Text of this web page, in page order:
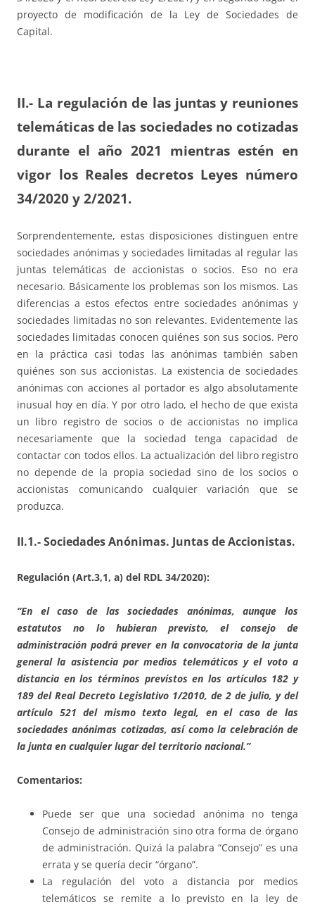
proyecto de modificación de la Ley de Sociedades de
Capital.
II.- La regulación de las juntas y reuniones
telemáticas de las sociedades no cotizadas
durante el año 2021 mientras estén en
vigor los Reales decretos Leyes número
34/2020 y 2/2021.
Sorprendentemente, estas disposiciones distinguen entre
sociedades anónimas y sociedades limitadas al regular las
juntas telemáticas de accionistas o socios. Eso no era
necesario. Básicamente los problemas son los mismos. Las
diferencias a estos efectos entre sociedades anónimas y
sociedades limitadas no son relevantes. Evidentemente las
sociedades limitadas conocen quiénes son sus socios. Pero
en la práctica casi todas las anónimas también saben
quiénes son sus accionistas. La existencia de sociedades
anónimas con acciones al portador es algo absolutamente
inusual hoy en día. Y por otro lado, el hecho de que exista
un libro registro de socios o de accionistas no implica
necesariamente que la sociedad tenga capacidad de
contactar con todos ellos. La actualización del libro registro
no depende de la propia sociedad sino de los socios o
accionistas comunicando cualquier variación que se
produzca.
II.1.- Sociedades Anónimas. Juntas de Accionistas.
Regulación (Art.3,1, a) del RDL 34/2020):
“En el caso de las sociedades anónimas, aunque los
estatutos no lo hubieran previsto, el consejo de
administración podrá prever en la convocatoria de la junta
general la asistencia por medios telemáticos y el voto a
distancia en los términos previstos en los artículos 182 y
189 del Real Decreto Legislativo 1/2010, de 2 de julio, y del
artículo 521 del mismo texto legal, en el caso de las
sociedades anónimas cotizadas, así como la celebración de
la junta en cualquier lugar del territorio nacional.”
Comentarios:
Puede ser que una sociedad anónima no tenga
Consejo de administración sino otra forma de órgano
de administración. Quizá la palabra “Consejo” es una
errata y se quería decir “órgano”.
La regulación del voto a distancia por medios
telemáticos se remite a lo previsto en la ley de